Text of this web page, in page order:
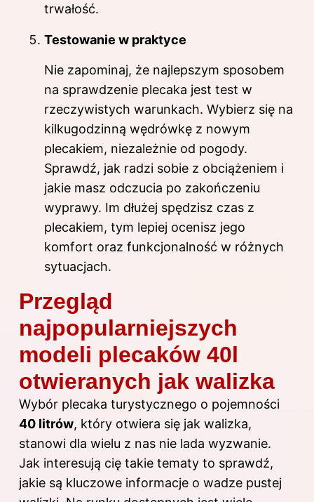
trwałość.
Testowanie w praktyce
Nie zapominaj, że najlepszym sposobem
na sprawdzenie plecaka jest test w
rzeczywistych warunkach. Wybierz się na
kilkugodzinną wędrówkę z nowym
plecakiem, niezależnie od pogody.
Sprawdź, jak radzi sobie z obciążeniem i
jakie masz odczucia po zakończeniu
wyprawy. Im dłużej spędzisz czas z
plecakiem, tym lepiej ocenisz jego
komfort oraz funkcjonalność w różnych
sytuacjach.
Przegląd
najpopularniejszych
modeli plecaków 40l
otwieranych jak walizka
Wybór plecaka turystycznego o pojemności
40 litrów, który otwiera się jak walizka,
stanowi dla wielu z nas nie lada wyzwanie.
Jak interesują cię takie tematy to sprawdź,
jakie są kluczowe informacje o wadze pustej